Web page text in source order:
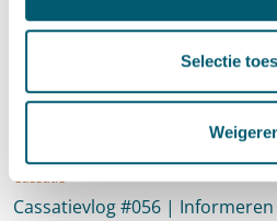
Selectie
Cassatie
19 mei 2023 · Ruben de Graaff
Cassatie
Cassatievlog #056 |